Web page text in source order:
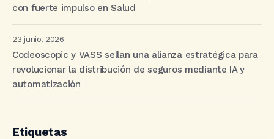
con fuerte impulso en Salud
23 junio, 2026
Codeoscopic y VASS sellan una alianza estratégica para
revolucionar la distribución de seguros mediante IA y
automatización
Etiquetas